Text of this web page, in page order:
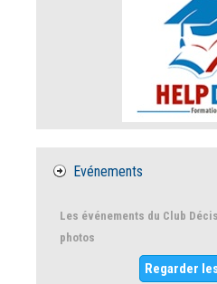
Evénements
Les événements du Club
photos
Regarder